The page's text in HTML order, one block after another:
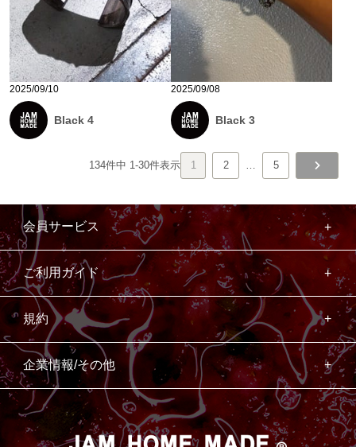
2025/09/10
Black 4
2025/09/08
Black 3
134件中 1-30件表示 1 2 … 5
会員サービス
ご利用ガイド
規約
企業情報/その他